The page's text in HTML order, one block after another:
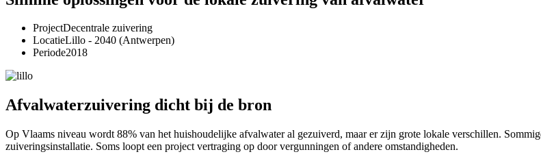
ProjectDecentrale zuivering
LocatieLillo - 2040 (Antwerpen)
Periode2018
Afvalwaterzuivering dicht bij de bron
Op Vlaams niveau wordt 88% van het huishoudelijke afvalwater al gezuiverd, maar er zijn grote lokale verschillen.
zuiveringsinstallatie. Soms loopt een project vertraging op door vergunningen of andere omstandigheden.